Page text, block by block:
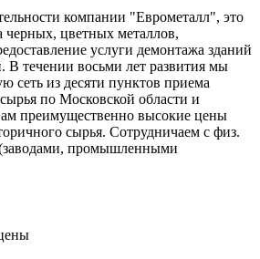
компании "Еврометалл", это
черных, цветных металлов,
услуги демонтажа зданий
В течении восьми лет развития мы
сеть из десяти пунктов приема
по Московской области и
преимущественно высокие цены
сырья. Сотрудничаем с физ.
промышленными